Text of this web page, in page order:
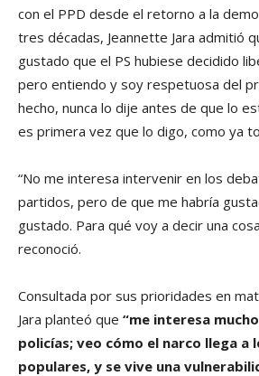
con el PPD desde el retorno a la
tres décadas, Jeannette Jara admitió
gustado que el PS hubiese decidido
pero entiendo y soy respetuosa del
hecho, nunca lo dije antes de que lo
es primera vez que lo digo, como ya
“No me interesa intervenir en los
partidos, pero de que me habría
gustado. Para qué voy a decir una
reconoció.
Consultada por sus prioridades en
Jara planteó que “me interesa
policías; veo cómo el narco llega a
populares, y se vive una